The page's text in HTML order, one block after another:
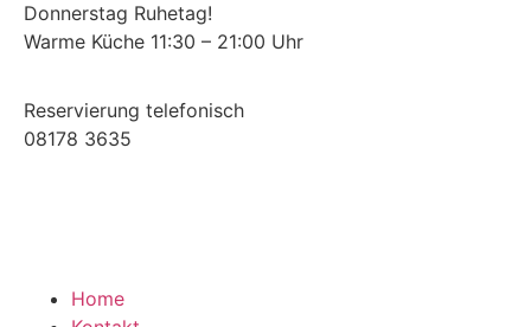
Donnerstag Ruhetag!
Warme Küche 11:30 – 21:00 Uhr
Reservierung telefonisch
08178 3635
Home